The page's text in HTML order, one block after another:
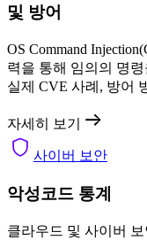
및 방어
OS Command
력을 통해 임의의 명
실제 CVE 사례, 방어
자세히 보기
사이버 보안
악성코드 통계
클라우드 및 사이버